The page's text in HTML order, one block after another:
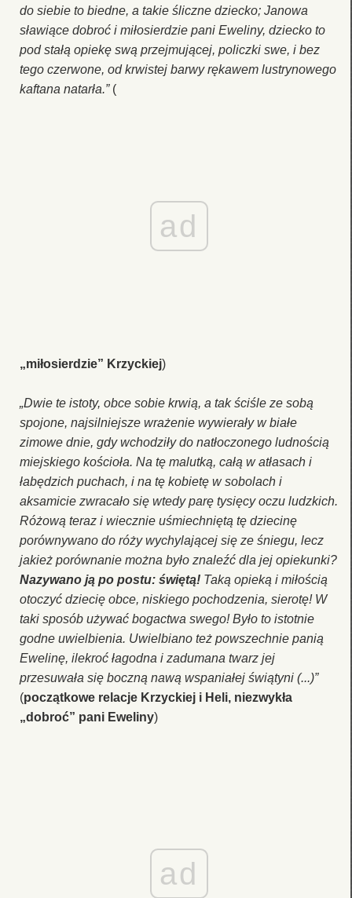
do siebie to biedne, a takie śliczne dziecko; Janowa
sławiące dobroć i miłosierdzie pani Eweliny, dziecko to
pod stałą opiekę swą przejmującej, policzki swe, i bez
tego czerwone, od krwistej barwy rękawem lustrynowego
kaftana natarła.” (
ad
„miłosierdzie” Krzyckiej)
„Dwie te istoty, obce sobie krwią, a tak ściśle ze sobą
spojone, najsilniejsze wrażenie wywierały w białe
zimowe dnie, gdy wchodziły do natłoczonego ludnością
miejskiego kościoła. Na tę malutką, całą w atłasach i
łabędzich puchach, i na tę kobietę w sobolach i
aksamicie zwracało się wtedy parę tysięcy oczu ludzkich.
Różową teraz i wiecznie uśmiechniętą tę dziecinę
porównywano do róży wychylającej się ze śniegu, lecz
jakież porównanie można było znaleźć dla jej opiekunki?
Nazywano ją po postu: świętą! Taką opieką i miłością
otoczyć dziecię obce, niskiego pochodzenia, sierotę! W
taki sposób używać bogactwa swego! Było to istotnie
godne uwielbienia. Uwielbiano też powszechnie panią
Ewelinę, ilekroć łagodna i zadumana twarz jej
przesuwała się boczną nawą wspaniałej świątyni (...)”
(początkowe relacje Krzyckiej i Heli, niezwykła
„dobroć” pani Eweliny)
ad